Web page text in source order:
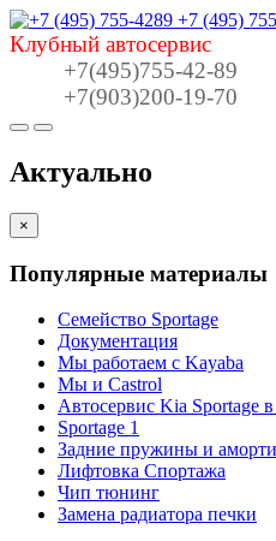
+7 (495)
Клубный автосервис
+7(495)755-42-89
+7(903)200-19-70
Актуально
×
Популярные материалы
Семейство Sportage
Документация
Мы работаем с Kayaba
Мы и Castrol
Автосервис Kia Sportage
Sportage 1
Задние пружины и
Лифтовка Спортажа
Чип тюнинг
Замена радиатора печки